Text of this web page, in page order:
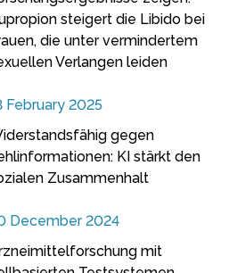
steigert die Libido bei
die unter vermindertem
Verlangen leiden
February 2025
gegen
KI stärkt den
Zusammenhalt
December 2024
mit